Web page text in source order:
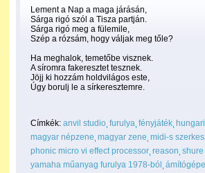
Lement a Nap a maga járásán,
Sárga rigó szól a Tisza partján.
Sárga rigó meg a fülemile,
Szép a rózsám, hogy váljak meg tőle?
Ha meghalok, temetőbe visznek.
A síromra fakeresztet tesznek.
Jöjj ki hozzám holdvilágos este,
Úgy borulj le a sírkeresztemre.
Címkék: anvil studio furulya fényjáték
magyar népzene magyar zene midi-s
phonic micro vi effect processor reason
yamaha műanyag furulya 1978-ból